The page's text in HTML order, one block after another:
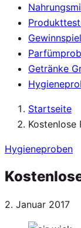
Getränke
Startseite
Kostenlose
Hygieneproben
Veröffentlicht
2. Januar 2017